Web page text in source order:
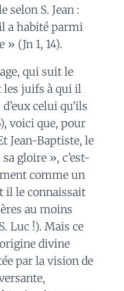
selon S. Jean :
a habité parmi
(Jn 1, 14).
qui suit le
les juifs à qui il
celui qu’ils
voici que, pour
Jean-Baptiste, le
gloire », c’est-
comme un
il le connaissait
au moins
Luc !). Mais ce
origine divine
par la vision de